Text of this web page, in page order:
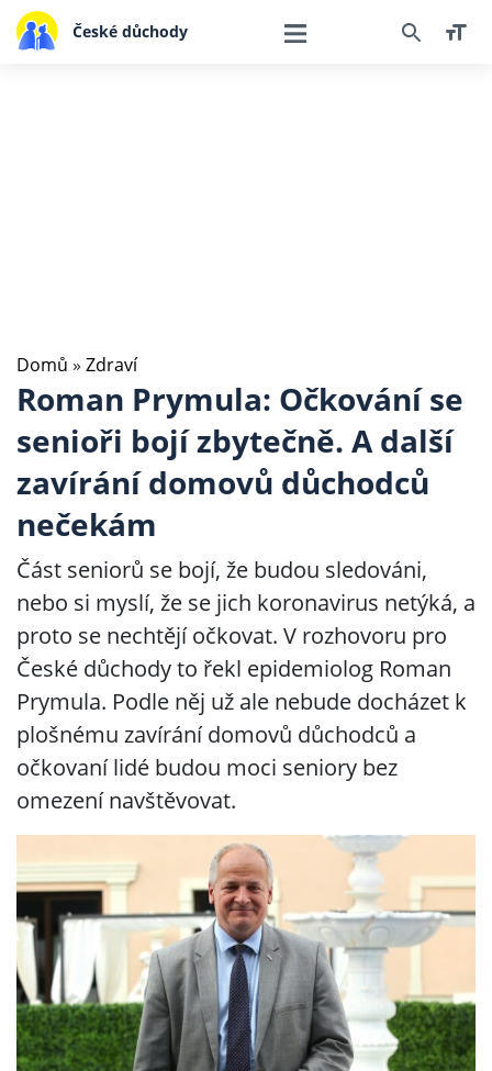
České důchody
Domů » Zdraví
Roman Prymula: Očkování se
senioři bojí zbytečně. A další
zavírání domovů důchodců
nečekám
Část seniorů se bojí, že budou sledováni,
nebo si myslí, že se jich koronavirus netýká, a
proto se nechtějí očkovat. V rozhovoru pro
České důchody to řekl epidemiolog Roman
Prymula. Podle něj už ale nebude docházet k
plošnému zavírání domovů důchodců a
očkovaní lidé budou moci seniory bez
omezení navštěvovat.